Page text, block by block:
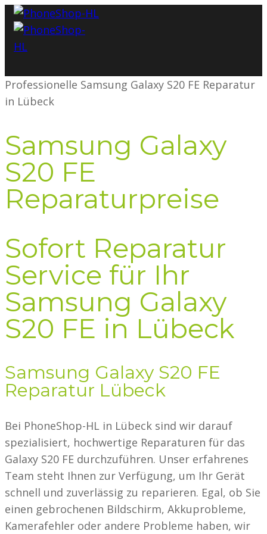
Professionelle Samsung Galaxy S20 FE Reparatur
in Lübeck
Samsung Galaxy
S20 FE
Reparaturpreise
Sofort Reparatur
Service für Ihr
Samsung Galaxy
S20 FE in Lübeck
Samsung Galaxy S20 FE
Reparatur Lübeck
Bei PhoneShop-HL in Lübeck sind wir darauf
spezialisiert, hochwertige Reparaturen für das
Galaxy S20 FE durchzuführen. Unser erfahrenes
Team steht Ihnen zur Verfügung, um Ihr Gerät
schnell und zuverlässig zu reparieren. Egal, ob Sie
einen gebrochenen Bildschirm, Akkuprobleme,
Kamerafehler oder andere Probleme haben, wir